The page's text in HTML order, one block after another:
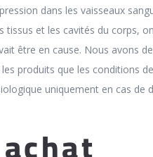
dans les vaisseaux
tissus et les cavités du corps,
être en cause. Nous avons
produits que les conditions de
uniquement en cas de